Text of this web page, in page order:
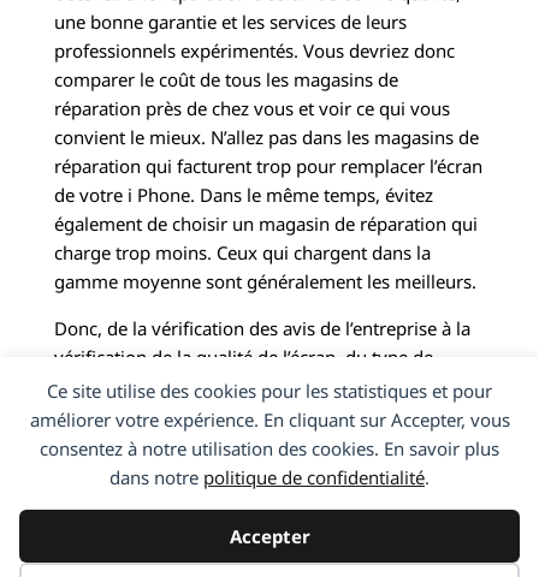
Ce site utilise des cookies pour les statistiques et pour
améliorer votre expérience. En cliquant sur Accepter, vous
consentez à notre utilisation des cookies. En savoir plus
dans notre politique de confidentialité.
Accepter
une bonne garantie et les services de leurs
professionnels expérimentés. Vous devriez donc
comparer le coût de tous les magasins de
réparation près de chez vous et voir ce qui vous
convient le mieux. N’allez pas dans les magasins de
réparation qui facturent trop pour remplacer l’écran
de votre i Phone. Dans le même temps, évitez
également de choisir un magasin de réparation qui
charge trop moins. Ceux qui chargent dans la
gamme moyenne sont généralement les meilleurs.
Donc, de la vérification des avis de l’entreprise à la
vérification de la qualité de l’écran, du type de
garantie fournie par le magasin de réparation, du
délai d’exécution de la réparation et du coût de la
réparation, voici le top 5 des choses à vérifier avant
d’obtenir votre écran i Phone réparé.